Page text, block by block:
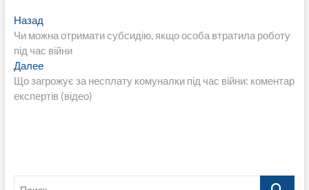
Навигация
по
записям
НазадПредыдущая
запись:
Чи можна отримати субсидію, якщо особа втратила роботу
під час війни
ДалееСледующая
запись:
Що загрожує за несплату комуналки під час війни: коментар
експертів (відео)
Поиск…